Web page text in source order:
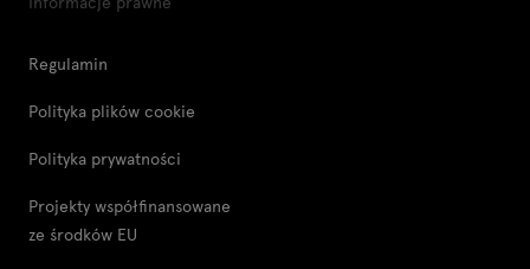
Regulamin
Polityka plików cookie
Polityka prywatności
Projekty współfinansowane
ze środków EU